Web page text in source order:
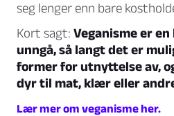
seg lenger enn bare
Kort sagt: Veganisme er
unngå, så langt det er
former for utnyttelse av,
dyr til mat, klær eller
Lær mer om veganisme her.